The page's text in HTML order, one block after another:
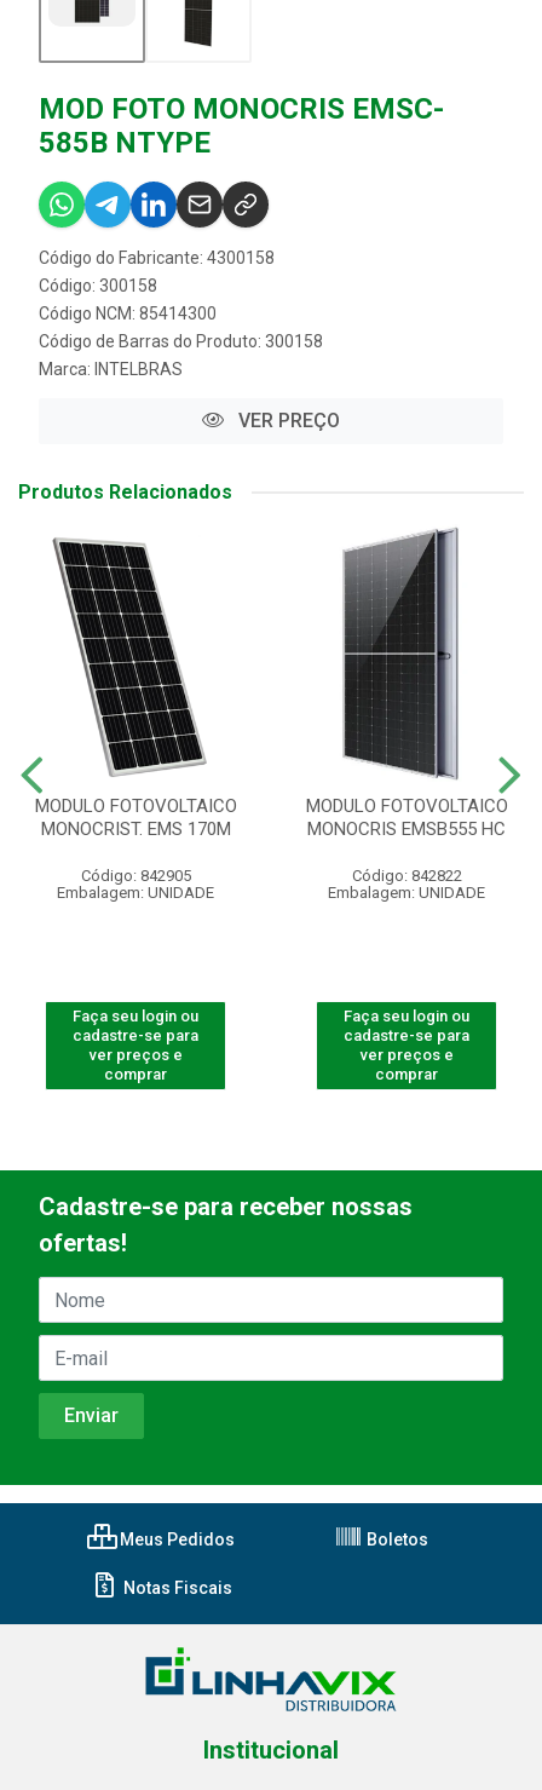
MOD FOTO MONOCRIS EMSC-
585B NTYPE
Código do Fabricante: 4300158
Código: 300158
Código NCM: 85414300
Código de Barras do Produto: 300158
Marca: INTELBRAS
VER PREÇO
Produtos Relacionados
MODULO FOTOVOLTAICO
MONOCRIST. EMS 170M
Código: 842905
Embalagem: UNIDADE
Faça seu login ou
cadastre-se para
ver preços e
comprar
MODULO FOTOVOLTAICO
MONOCRIS EMSB555 HC
Código: 842822
Embalagem: UNIDADE
Faça seu login ou
cadastre-se para
ver preços e
comprar
Cadastre-se para receber nossas
ofertas!
Meus Pedidos Boletos
Notas Fiscais
Institucional